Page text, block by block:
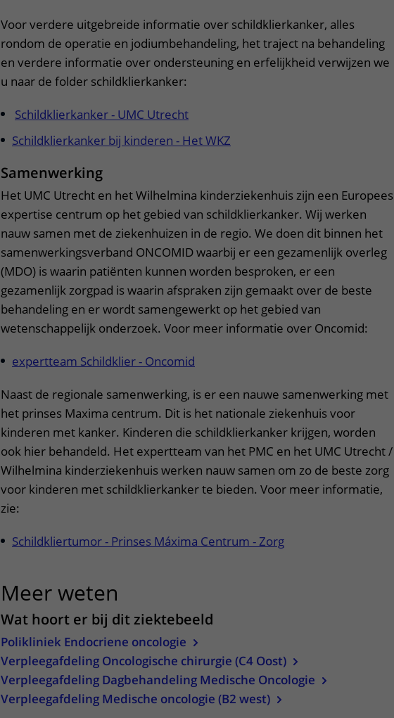
Voor verdere uitgebreide informatie over schildklierkanker, alles
rondom de operatie en jodiumbehandeling, het traject na behandeling
en verdere informatie over ondersteuning en erfelijkheid verwijzen we
u naar de folder schildklierkanker:
Schildklierkanker - UMC Utrecht
Schildklierkanker bij kinderen - Het WKZ
Samenwerking
Het UMC Utrecht en het Wilhelmina kinderziekenhuis zijn een Europees
expertise centrum op het gebied van schildklierkanker. Wij werken
nauw samen met de ziekenhuizen in de regio. We doen dit binnen het
samenwerkingsverband ONCOMID waarbij er een gezamenlijk overleg
(MDO) is waarin patiënten kunnen worden besproken, er een
gezamenlijk zorgpad is waarin afspraken zijn gemaakt over de beste
behandeling en er wordt samengewerkt op het gebied van
wetenschappelijk onderzoek. Voor meer informatie over Oncomid:
expertteam Schildklier - Oncomid
Naast de regionale samenwerking, is er een nauwe samenwerking met
het prinses Maxima centrum. Dit is het nationale ziekenhuis voor
kinderen met kanker. Kinderen die schildklierkanker krijgen, worden
ook hier behandeld. Het expertteam van het PMC en het UMC Utrecht /
Wilhelmina kinderziekenhuis werken nauw samen om zo de beste zorg
voor kinderen met schildklierkanker te bieden. Voor meer informatie,
zie:
Schildkliertumor - Prinses Máxima Centrum - Zorg
Meer weten
Wat hoort er bij dit ziektebeeld
Polikliniek Endocriene oncologie
Verpleegafdeling Oncologische chirurgie (C4 Oost)
Verpleegafdeling Dagbehandeling Medische Oncologie
Verpleegafdeling Medische oncologie (B2 west)